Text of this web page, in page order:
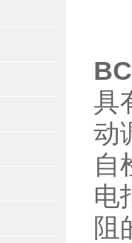
具
动
自
电
阻